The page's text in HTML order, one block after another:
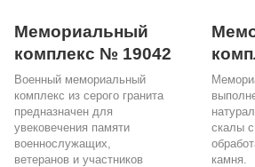
Мемориальный
комплекс № 19042
Военный мемориальный
комплекс из серого гранита
предназначен для
увековечения памяти
военнослужащих,
ветеранов и участников
скалы
камня.